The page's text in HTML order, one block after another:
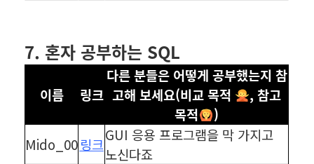
7. 혼자 공부하는 SQL
이름 링크
다른 분들은 어떻게 공부했는지 참
고해 보세요(비교 목적
, 참고
목적
)
Mido_00링크
GUI 응용 프로그램을 막 가지고
노신다죠